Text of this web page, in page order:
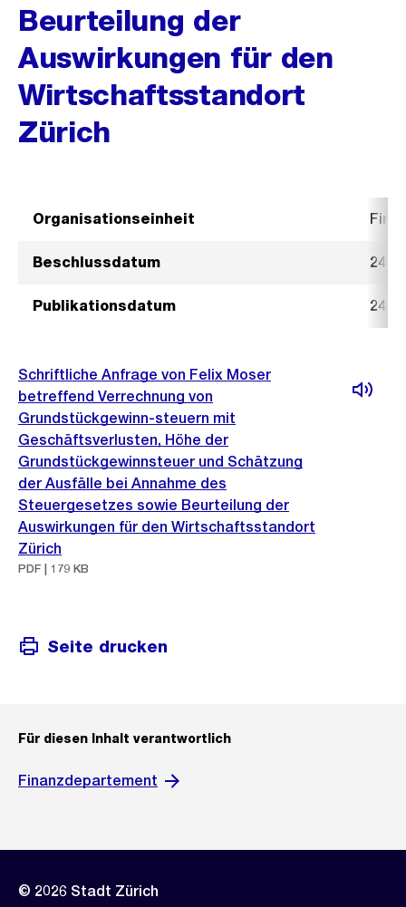
Beurteilung der
Auswirkungen für den
Wirtschaftsstandort
Zürich
Organisationseinheit
Beschlussdatum 24.
Publikationsdatum 24.
Schriftliche Anfrage von Felix Moser
betreffend Verrechnung von
Grundstückgewinn-steuern mit
Geschäftsverlusten, Höhe der
Grundstückgewinnsteuer und Schätzung
der Ausfälle bei Annahme des
Steuergesetzes sowie Beurteilung der
Auswirkungen für den Wirtschaftsstandort
Zürich
PDF | 179 KB
Seite drucken
Für diesen Inhalt verantwortlich
Finanzdepartement
© 2026 Stadt Zürich